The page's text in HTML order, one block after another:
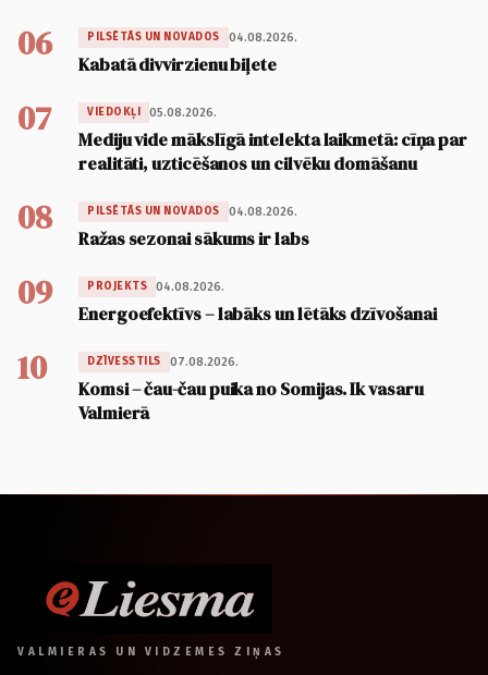
06 PILSĒTĀS UN NOVADOS 04.08.2026.
Kabatā divvirzienu biļete
07 VIEDOKĻI 05.08.2026.
Mediju vide mākslīgā intelekta laikmetā: cīņa par
realitāti, uzticēšanos un cilvēku domāšanu
08 PILSĒTĀS UN NOVADOS 04.08.2026.
Ražas sezonai sākums ir labs
09 PROJEKTS 04.08.2026.
Energoefektīvs – labāks un lētāks dzīvošanai
10 DZĪVESSTILS 07.08.2026.
Komsi – čau-čau puika no Somijas. Ik vasaru
Valmierā
VALMIERAS UN VIDZEMES ZIŅAS